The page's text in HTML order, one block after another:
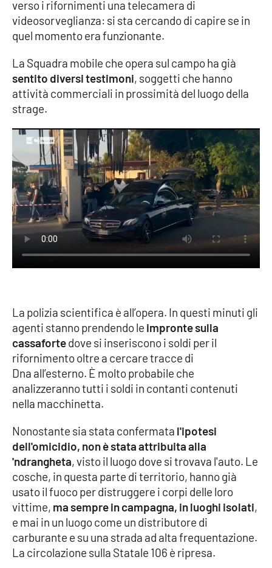
SPECIALI
Buona Sanità Calabria
LA
CALABRIAVISIONE
Destinazioni
Eventi
Food
Storie
LAC
Lactv.it
Laconair.it
Lacitymag.it
Lacapitalenews.it
Ilreggino.it
Cosenzachannel.it
Ilvibonese.it
Catanzarochannel.it
verso i rifornimenti una telecamera di
videosorveglianza: si sta cercando di capire se in
quel momento era funzionante.
La Squadra mobile che opera sul campo ha già
sentito diversi testimoni, soggetti che hanno
attività commerciali in prossimità del luogo della
strage.
La polizia scientifica è all’opera. In questi minuti gli
agenti stanno prendendo le impronte sulla
cassafortedove si inseriscono i soldi per il
rifornimento oltre a cercare tracce di
Dna all’esterno. È molto probabile che
analizzeranno tutti i soldi in contanti contenuti
nella macchinetta.
Nonostante sia stata confermata l'ipotesi
dell'omicidio, non è stata attribuita alla
'ndrangheta, visto il luogo dove si trovava l'auto. Le
cosche, in questa parte di territorio, hanno già
usato il fuoco per distruggere i corpi delle loro
vittime, ma sempre in campagna, in luoghi isolati,
e mai in un luogo come un distributore di
carburante e su una strada ad alta frequentazione.
La circolazione sulla Statale 106 è ripresa.